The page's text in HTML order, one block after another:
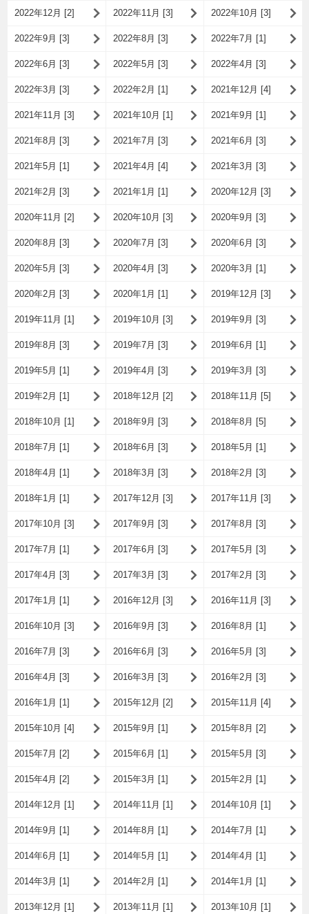
2022年12月 [2] 2022年11月 [3] 2022年10月 [3]
2022年9月 [3] 2022年8月 [3] 2022年7月 [1]
2022年6月 [3] 2022年5月 [3] 2022年4月 [3]
2022年3月 [3] 2022年2月 [1] 2021年12月 [4]
2021年11月 [3] 2021年10月 [1] 2021年9月 [1]
2021年8月 [3] 2021年7月 [3] 2021年6月 [3]
2021年5月 [1] 2021年4月 [4] 2021年3月 [3]
2021年2月 [3] 2021年1月 [1] 2020年12月 [3]
2020年11月 [2] 2020年10月 [3] 2020年9月 [3]
2020年8月 [3] 2020年7月 [3] 2020年6月 [3]
2020年5月 [3] 2020年4月 [3] 2020年3月 [1]
2020年2月 [3] 2020年1月 [1] 2019年12月 [3]
2019年11月 [1] 2019年10月 [3] 2019年9月 [3]
2019年8月 [3] 2019年7月 [3] 2019年6月 [1]
2019年5月 [1] 2019年4月 [3] 2019年3月 [3]
2019年2月 [1] 2018年12月 [2] 2018年11月 [5]
2018年10月 [1] 2018年9月 [3] 2018年8月 [5]
2018年7月 [1] 2018年6月 [3] 2018年5月 [1]
2018年4月 [1] 2018年3月 [3] 2018年2月 [3]
2018年1月 [1] 2017年12月 [3] 2017年11月 [3]
2017年10月 [3] 2017年9月 [3] 2017年8月 [3]
2017年7月 [1] 2017年6月 [3] 2017年5月 [3]
2017年4月 [3] 2017年3月 [3] 2017年2月 [3]
2017年1月 [1] 2016年12月 [3] 2016年11月 [3]
2016年10月 [3] 2016年9月 [3] 2016年8月 [1]
2016年7月 [3] 2016年6月 [3] 2016年5月 [3]
2016年4月 [3] 2016年3月 [3] 2016年2月 [3]
2016年1月 [1] 2015年12月 [2] 2015年11月 [4]
2015年10月 [4] 2015年9月 [1] 2015年8月 [2]
2015年7月 [2] 2015年6月 [1] 2015年5月 [3]
2015年4月 [2] 2015年3月 [1] 2015年2月 [1]
2014年12月 [1] 2014年11月 [1] 2014年10月 [1]
2014年9月 [1] 2014年8月 [1] 2014年7月 [1]
2014年6月 [1] 2014年5月 [1] 2014年4月 [1]
2014年3月 [1] 2014年2月 [1] 2014年1月 [1]
2013年12月 [1] 2013年11月 [1] 2013年10月 [1]